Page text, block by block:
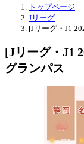
トップページ
Jリーグ
[Jリーグ・J1
[Jリーグ・J1
グランパス